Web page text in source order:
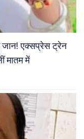
एक्सप्रेस ट्रेन
मातम में